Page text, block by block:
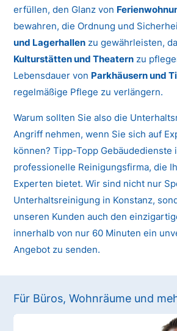
erfüllen, den Glanz von
bewahren, die Ordnung und
und Lagerhallen zu gewährleisten,
Kulturstätten und Theatern zu
Lebensdauer von Parkhäusern und
regelmäßige Pflege zu verlängern.
Warum sollten Sie also die
Angriff nehmen, wenn Sie sich auf
können? Tipp-Topp Gebäudedienste
professionelle Reinigungsfirma, die
Experten bietet. Wir sind nicht nur
Unterhaltsreinigung in Konstanz,
unseren Kunden auch den
innerhalb von nur 60 Minuten ein
Angebot zu senden.
Für Büros, Wohnräume und